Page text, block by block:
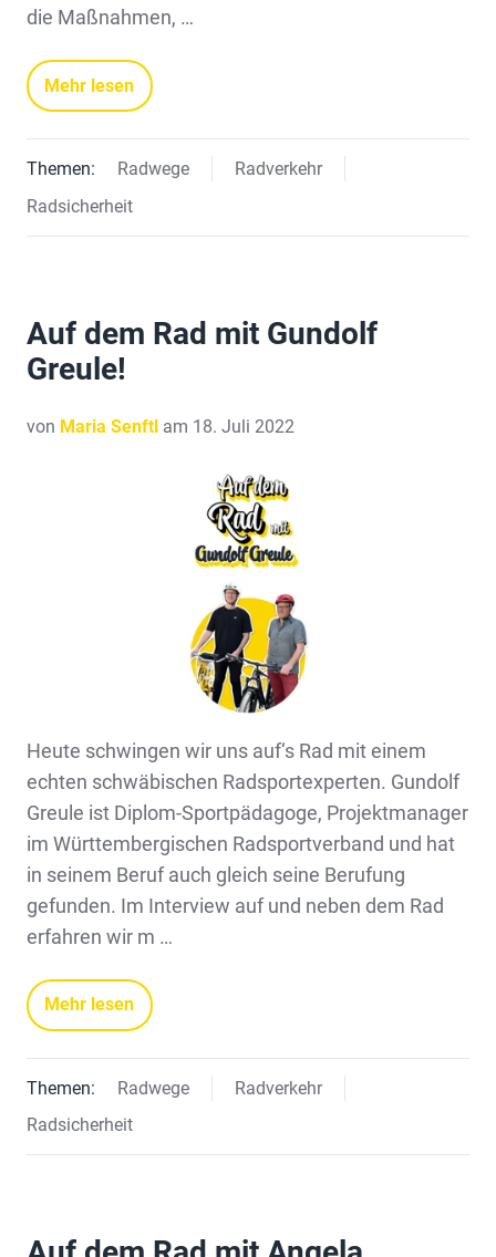
die Maßnahmen, …
Mehr lesen
Themen: Radwege
Radverkehr
Radsicherheit
Auf dem Rad mit Gundolf
Greule!
von Maria Senftl am 18. Juli 2022
Heute schwingen wir uns auf‘s Rad mit einem
echten schwäbischen Radsportexperten. Gundolf
Greule ist Diplom-Sportpädagoge, Projektmanager
im Württembergischen Radsportverband und hat
in seinem Beruf auch gleich seine Berufung
gefunden. Im Interview auf und neben dem Rad
erfahren wir m …
Mehr lesen
Themen: Radwege
Radverkehr
Radsicherheit